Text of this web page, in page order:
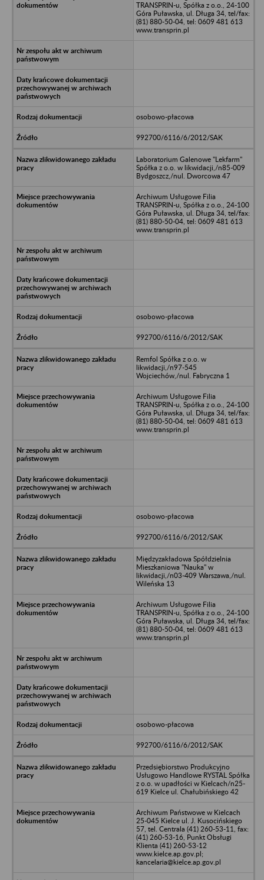
TRANSPRIN-u, Spółka z o.o., 24-100
Góra Puławska, ul. Długa 34, tel/fax:
(81) 880-50-04, tel: 0609 481 613
www.transprin.pl
osobowo-płacowa
992700/6116/6/2012/SAK
Laboratorium Galenowe "Lekfarm"
Spółka z o.o. w likwidacji,/n85-009
Bydgoszcz,/nul. Dworcowa 47
Archiwum Usługowe Filia
TRANSPRIN-u, Spółka z o.o., 24-100
Góra Puławska, ul. Długa 34, tel/fax:
(81) 880-50-04, tel: 0609 481 613
www.transprin.pl
osobowo-płacowa
992700/6116/6/2012/SAK
Remfol Spółka z o.o. w
likwidacji,/n97-545
Wojciechów,/nul. Fabryczna 1
Archiwum Usługowe Filia
TRANSPRIN-u, Spółka z o.o., 24-100
Góra Puławska, ul. Długa 34, tel/fax:
(81) 880-50-04, tel: 0609 481 613
www.transprin.pl
osobowo-płacowa
992700/6116/6/2012/SAK
Międzyzakładowa Spółdzielnia
Mieszkaniowa "Nauka" w
likwidacji,/n03-409 Warszawa,/nul.
Wileńska 13
Archiwum Usługowe Filia
TRANSPRIN-u, Spółka z o.o., 24-100
Góra Puławska, ul. Długa 34, tel/fax:
(81) 880-50-04, tel: 0609 481 613
www.transprin.pl
osobowo-płacowa
992700/6116/6/2012/SAK
Przedsiębiorstwo Produkcyjno
Usługowo Handlowe RYSTAL Spółka
z o.o. w upadłości w Kielcach/n25-
619 Kielce ul. Chałubińskiego 42
Archiwum Państwowe w Kielcach
25-045 Kielce ul. J. Kusocińskiego
57, tel. Centrala (41) 260-53-11, fax:
(41) 260-53-16, Punkt Obsługi
Klienta (41) 260-53-12
www.kielce.ap.gov.pl;
kancelaria@kielce.ap.gov.pl